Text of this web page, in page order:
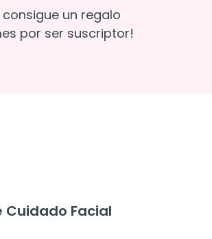
un regalo
por ser suscriptor!
Facial